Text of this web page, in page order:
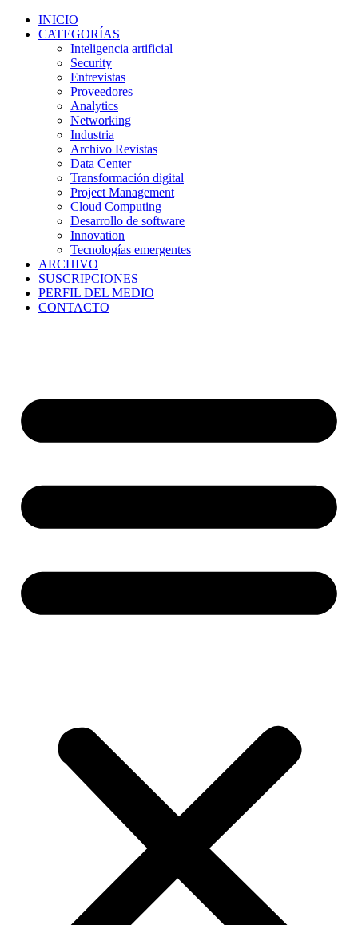
INICIO
CATEGORÍAS
Inteligencia artificial
Security
Entrevistas
Proveedores
Analytics
Networking
Industria
Archivo Revistas
Data Center
Transformación digital
Project Management
Cloud Computing
Desarrollo de software
Innovation
Tecnologías emergentes
ARCHIVO
SUSCRIPCIONES
PERFIL DEL MEDIO
CONTACTO